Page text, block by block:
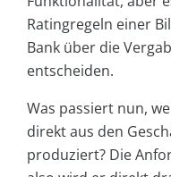
Ratingregeln einer
Bank über die
entscheiden.
Was passiert nun,
direkt aus den
produziert? Die